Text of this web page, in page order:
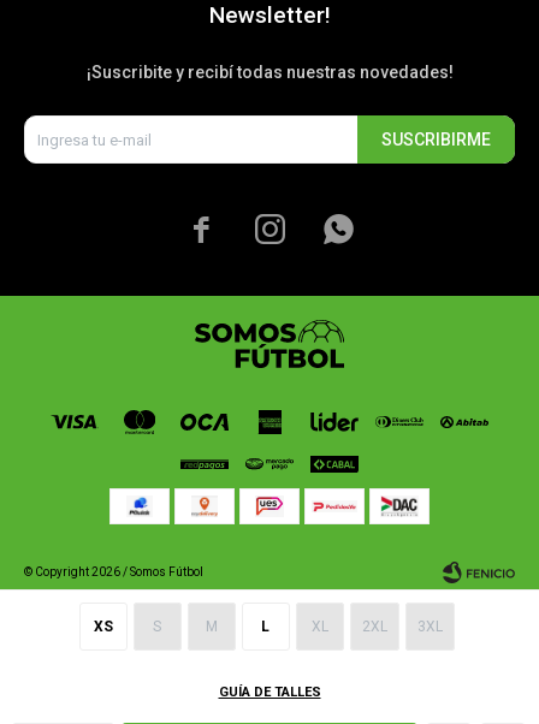
XS S M L XL 2XL 3XL
GUÍA DE TALLES
Newsletter!
¡Suscribite y recibí todas nuestras novedades!
SUSCRIBIRME
  
© Copyright 2026 / Somos Fútbol